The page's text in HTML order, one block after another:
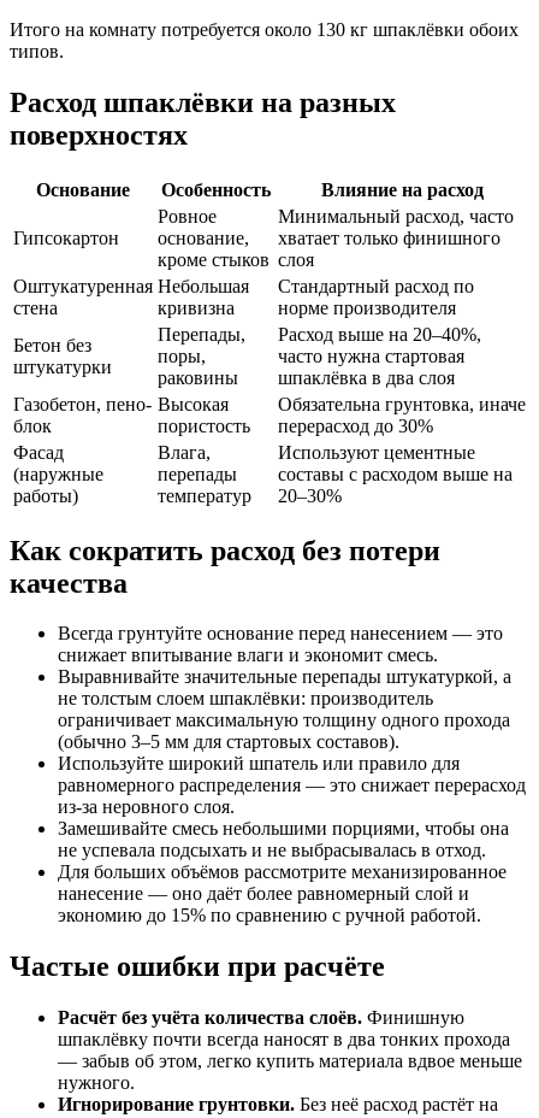
Итого на комнату потребуется около 130 кг шпаклёвки обоих
типов.
Расход шпаклёвки на разных
поверхностях
Основание Особенность Влияние на расход
Гипсокартон
Ровное
основание,
кроме стыков
Минимальный расход, часто
хватает только финишного
слоя
Оштукатуренная
стена
Небольшая
кривизна
Стандартный расход по
норме производителя
Бетон без
штукатурки
Перепады,
поры,
раковины
Расход выше на 20–40%,
часто нужна стартовая
шпаклёвка в два слоя
Газобетон, пено­
блок
Высокая
пористость
Обязательна грунтовка, иначе
перерасход до 30%
Фасад
(наружные
работы)
Влага,
перепады
температур
Используют цементные
составы с расходом выше на
20–30%
Как сократить расход без потери
качества
Всегда грунтуйте основание перед нанесением — это
снижает впитывание влаги и экономит смесь.
Выравнивайте значительные перепады штукатуркой, а
не толстым слоем шпаклёвки: производитель
ограничивает максимальную толщину одного прохода
(обычно 3–5 мм для стартовых составов).
Используйте широкий шпатель или правило для
равномерного распределения — это снижает перерасход
из-за неровного слоя.
Замешивайте смесь небольшими порциями, чтобы она
не успевала подсыхать и не выбрасывалась в отход.
Для больших объёмов рассмотрите механизированное
нанесение — оно даёт более равномерный слой и
экономию до 15% по сравнению с ручной работой.
Частые ошибки при расчёте
Расчёт без учёта количества слоёв. Финишную
шпаклёвку почти всегда наносят в два тонких прохода
— забыв об этом, легко купить материала вдвое меньше
нужного.
Игнорирование грунтовки. Без неё расход растёт на